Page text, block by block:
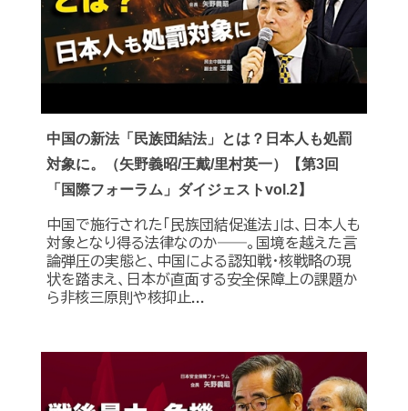
中国の新法「民族団結法」とは？日本人も処罰
対象に。（矢野義昭/王戴/里村英一）【第3回
「国際フォーラム」ダイジェストvol.2】
中国で施行された「民族団結促進法」は、日本人も
対象となり得る法律なのか――。国境を越えた言
論弾圧の実態と、中国による認知戦・核戦略の現
状を踏まえ、日本が直面する安全保障上の課題か
ら非核三原則や核抑止...